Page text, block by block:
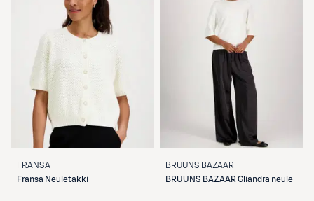
FRANSA
Fransa Neuletakki
BRUUNS BAZAAR
BRUUNS BAZAAR Gliandra neule